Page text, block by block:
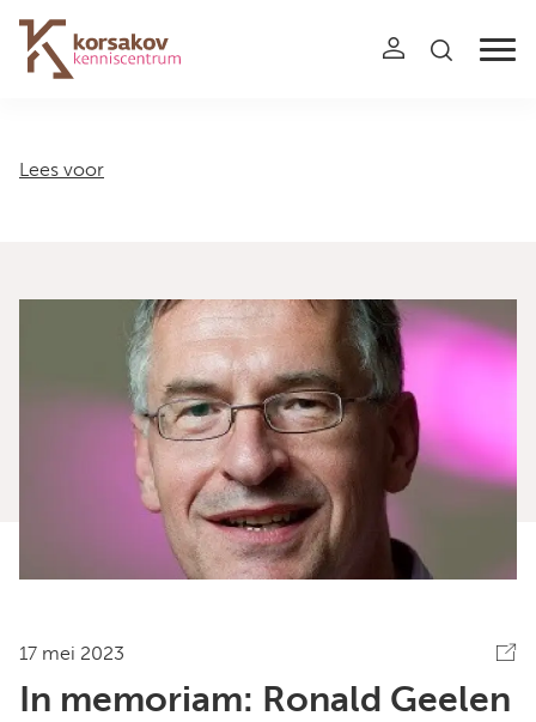
Navigation
Lees voor
17 mei 2023
In memoriam: Ronald Geelen